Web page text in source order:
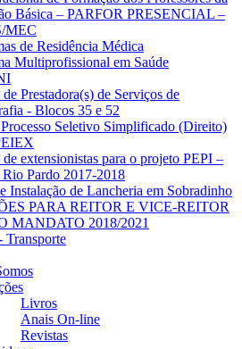
Básica – PARFOR PRESENCIAL –
MEC
de Residência Médica
Multiprofissional em Saúde
de Prestadora(s) de Serviços de
- Blocos 35 e 52
Seletivo Simplificado (Direito)
de extensionistas para o projeto PEPI –
Pardo 2017-2018
Instalação de Lancheria em Sobradinho
PARA REITOR E VICE-REITOR
MANDATO 2018/2021
Transporte
Livros
Anais On-line
Revistas